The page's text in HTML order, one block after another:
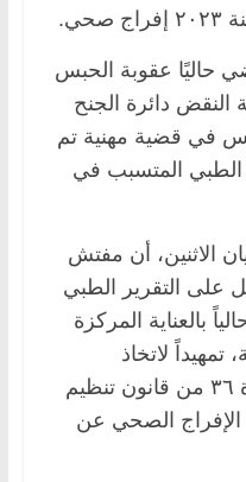
حاليًا عقوبة الحبس
النقض دائرة الجنح
في قضية مهنية تم
الطبي المتسبب في
الاثنين، أن مفتش
التقرير الطبي
بالعناية المركزة
لاتخاذ
الإجراءات المتبعة طبقاً للمادة ٣٦ من قانون تنظيم
الإفراج الصحي عن